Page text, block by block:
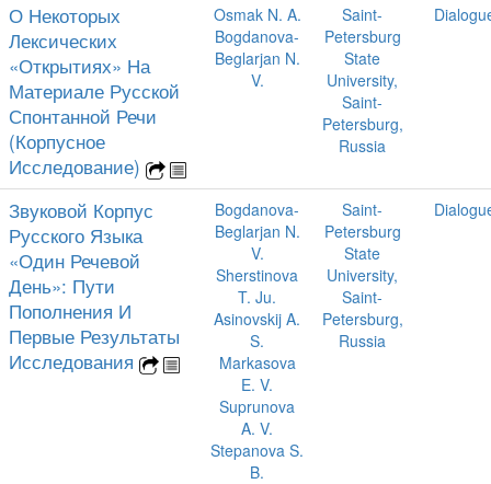
О Некоторых
Лексических
«Открытиях» На
Материале Русской
Спонтанной Речи
(Корпусное
Исследование)
Osmak N. A.
Bogdanova-
Beglarjan N.
V.
Saint-
Petersburg
State
University,
Saint-
Petersburg,
Russia
Звуковой Корпус
Русского Языка
«Один Речевой
День»: Пути
Пополнения И
Первые Результаты
Исследования
Bogdanova-
Beglarjan N.
V.
Sherstinova
T. Ju.
Asinovskij A.
S.
Markasova
E. V.
Suprunova
A. V.
Stepanova S.
B.
Saint-
Petersburg
State
University,
Saint-
Petersburg,
Russia